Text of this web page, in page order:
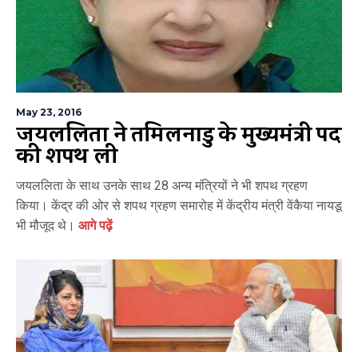
May 23, 2016
जयललिता ने तमिलनाडु के मुख्यमंत्री पद
की शपथ ली
जयललिता के साथ उनके साथ 28 अन्य मंत्रियों ने भी शपथ ग्रहण
किया। केंद्र की ओर से शपथ ग्रहण समारोह में केंद्रीय मंत्री वेंकैया नायडू
भी मौजूद थे। आगे पढ़ें